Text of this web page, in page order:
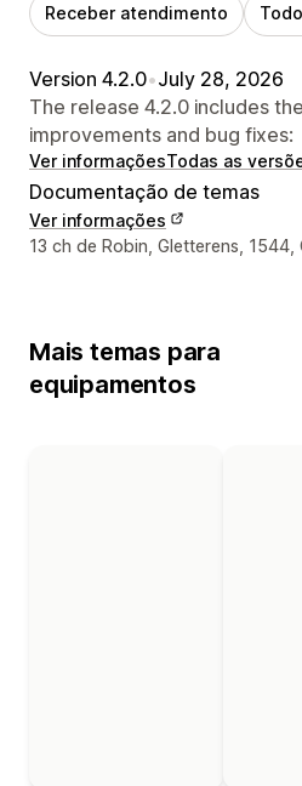
Receber atendimento
Version 4.2.0•July 28, 2026
The release 4.2.0 includes
improvements and bug fixes:
Ver informaçõesTodas as
Documentação de temas
Ver informações
Informações de contato do
13 ch de Robin, Gletterens, 1544,
Mais temas para
equipamentos